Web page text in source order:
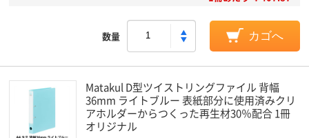
数量 カゴへ
Matakul D型ツイストリングファイル 背幅
36mm ライトブルー 表紙部分に使用済みクリ
アホルダーからつくった再生材30％配合 1冊
オリジナル